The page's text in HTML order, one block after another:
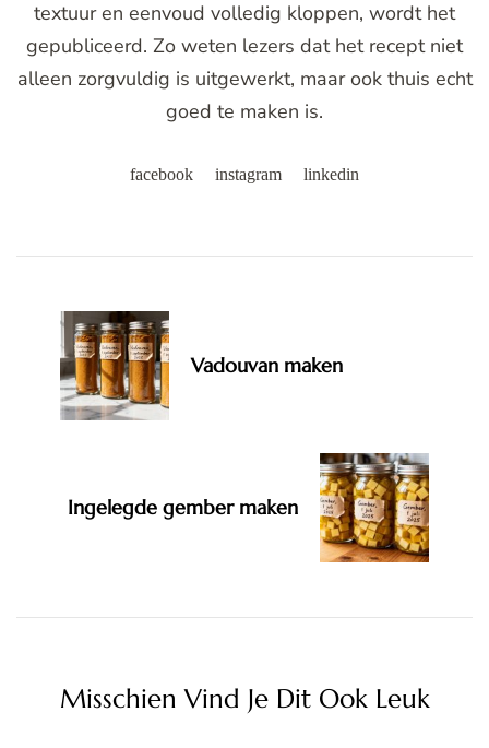
textuur en eenvoud volledig kloppen, wordt het
gepubliceerd. Zo weten lezers dat het recept niet
alleen zorgvuldig is uitgewerkt, maar ook thuis echt
goed te maken is.
facebook instagram linkedin
Navigation
Vadouvan maken
Ingelegde gember maken
Misschien Vind Je Dit Ook Leuk